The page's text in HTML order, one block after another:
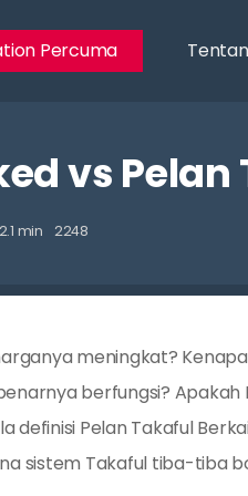
Percuma
vs
2.1 min 2248
meningkat?
berfungsi? Apakah
definisi Pelan Takaful
sistem Takaful tiba-tiba